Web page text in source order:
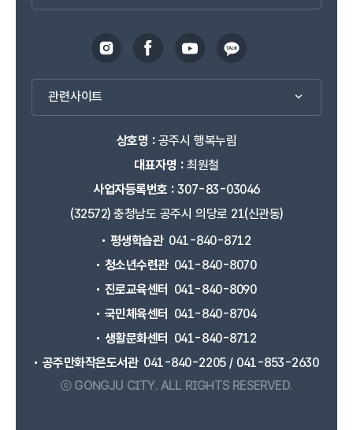
관련사이트
상호명 :공주시 행복누림
대표자명 :최원철
사업자등록번호 :307-83-03046
(32572) 충청남도 공주시 의당로 21(신관동)
평생학습관 041-840-8712
청소년수련관 041-840-8070
진로교육센터
041-840-8090
국민체육센터
041-840-8704
생활문화센터
041-840-8712
공주만화작은도서관 041-840-2205 / 041-853-2630
ⓒ GONGJU CITY. ALL RIGHTS RESERVED.